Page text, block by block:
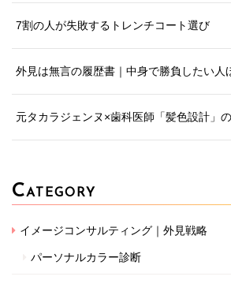
7割の人が失敗するトレンチコート選び
外見は無言の履歴書｜中身で勝負したい人
元タカラジェンヌ×歯科医師「髪色設計」
CATEGORY
イメージコンサルティング｜外見戦略
パーソナルカラー診断